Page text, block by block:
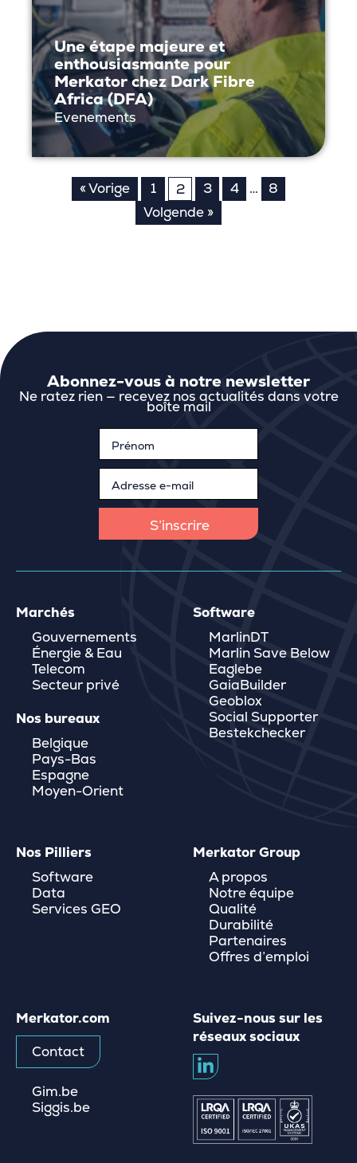
Une étape majeure et
enthousiasmante pour
Merkator chez Dark Fibre
Africa (DFA)
Evenements
Pagination
« Vorige 1 2 3 4 …
8
Volgende »
Abonnez-vous à notre newsletter
Ne ratez rien — recevez nos actualités dans votre
boîte mail
Suivez-nous sur les
réseaux sociaux
Marchés
Gouvernements
Énergie & Eau
Telecom
Secteur privé
Nos bureaux
Belgique
Pays-Bas
Espagne
Moyen-Orient
Software
MarlinDT
Marlin Save Below
Eaglebe
GaiaBuilder
Geoblox
Social Supporter
Bestekchecker
Nos Pilliers
Software
Data
Services GEO
Merkator Group
A propos
Notre équipe
Qualité
Durabilité
Partenaires
Offres d’emploi
Merkator.com
Contact
Gim.be
Siggis.be